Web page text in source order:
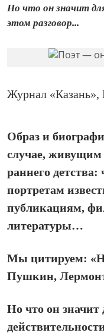
Но что он значит
этом разговор...
Журнал
Образ и
случае, живущим
раннего детства:
портретам
публикациям,
литературы…
Мы цитируем:
Пушкин,
Но что он значит